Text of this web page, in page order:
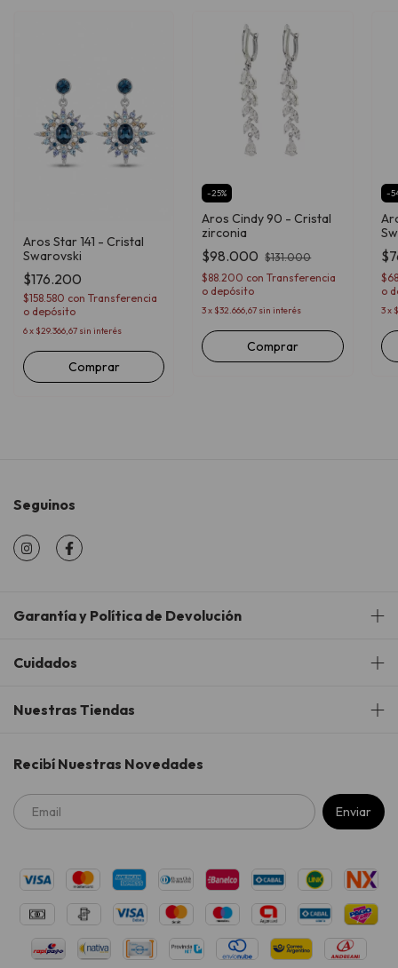
Aros Star 141 - Cristal
Swarovski
$176.200
$158.580 con Transferencia
o depósito
6x $29.366,67 sin interés
Comprar
-25%
Aros Cindy 90 - Cristal
zirconia
$98.000 $131.000
$88.200 con Transferencia
o depósito
3x $32.666,67 sin interés
-
o
3x
Seguinos
Garantía y Política de Devolución
Cuidados
Nuestras Tiendas
Recibí Nuestras Novedades